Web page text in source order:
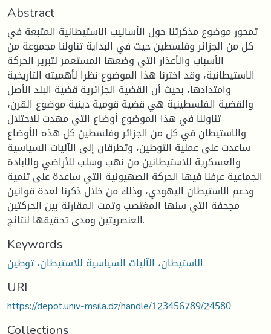
Abstract
تمحور موضوع مذكرتنا حول الأساليب الاستيطانية المتبعة في
كل من الجزائر وفلسطين حيث في البداية تناولنا مجموعة من
الأسباب والأعذار التي وضعها المستعمر لتبرير الحركة
الاستيطانية، وقد اخترنا هذا الموضوع نظرا لأهميته التاريخية
وامتدادها، بحيث أن القضية الجزائرية قضية البلد الأصل
والقضية الفلسطينية هي قضية قومية دينية موضوع القرن،
تناولنا في هذا الموضوع أوضاع التي مهدت للاحتلال
والاستيطان في كل من الجزائر وفلسطين كل هذه الأوضاع
ساعدت على عملية التوطين، وتطرقان إلى الآليات السياسية
والعسكرية للاستيطانين من نهب وسلب للأراضي والابادة
الجماعية عرفنا فيها الحركة الصهيونية التي ساعدة على تنمية
ودعم الاستيطان اليهودي، وذلك من خلال ذكرنا لعدة قوانين
مجحفة التي سنها المغتصب وتمت المقارنة بين الحركتين
العنصريتين ومدى تحقيقها لنتائج.
Keywords
الاستيطان، الآليات السياسية للاستيطان، توطين.
URI
https://depot.univ-msila.dz/handle/123456789/24580